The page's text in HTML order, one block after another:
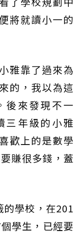
將就讀小一的
雅靠了過來為
的，我以為這
後來發現不一
三年級的小雅
歡上的是數學
賺很多錢，蓋
學校，在201
學生，已經要